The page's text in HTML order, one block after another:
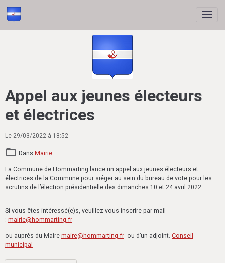
Appel aux jeunes électeurs
et électrices
Le 29/03/2022 à 18:52
Dans Mairie
La Commune de Hommarting lance un appel aux jeunes électeurs et
électrices de la Commune pour siéger au sein du bureau de vote pour les
scrutins de l’élection présidentielle des dimanches 10 et 24 avril 2022.
Si vous êtes intéressé(e)s, veuillez vous inscrire par mail
: mairie@hommarting.fr
ou auprès du Maire maire@hommarting.fr ou d’un adjoint. Conseil
municipal